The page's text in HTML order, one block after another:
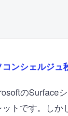
ンシェルジュ
のSurface
ットです。しか